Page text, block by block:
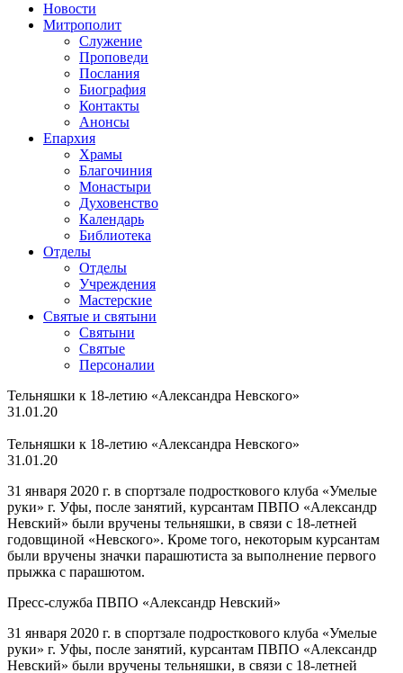
Новости
Митрополит
Служение
Проповеди
Послания
Биография
Контакты
Анонсы
Епархия
Храмы
Благочиния
Монастыри
Духовенство
Календарь
Библиотека
Отделы
Отделы
Учреждения
Мастерские
Святые и святыни
Cвятыни
Cвятые
Персоналии
Тельняшки к 18-летию «Александра Невского»
31.01.20
Тельняшки к 18-летию «Александра Невского»
31.01.20
31 января 2020 г. в спортзале подросткового клуба «Умелые
руки» г. Уфы, после занятий, курсантам ПВПО «Александр
Невский» были вручены тельняшки, в связи с 18-летней
годовщиной «Невского». Кроме того, некоторым курсантам
были вручены значки парашютиста за выполнение первого
прыжка с парашютом.
Пресс-служба ПВПО «Александр Невский»
31 января 2020 г. в спортзале подросткового клуба «Умелые
руки» г. Уфы, после занятий, курсантам ПВПО «Александр
Невский» были вручены тельняшки, в связи с 18-летней